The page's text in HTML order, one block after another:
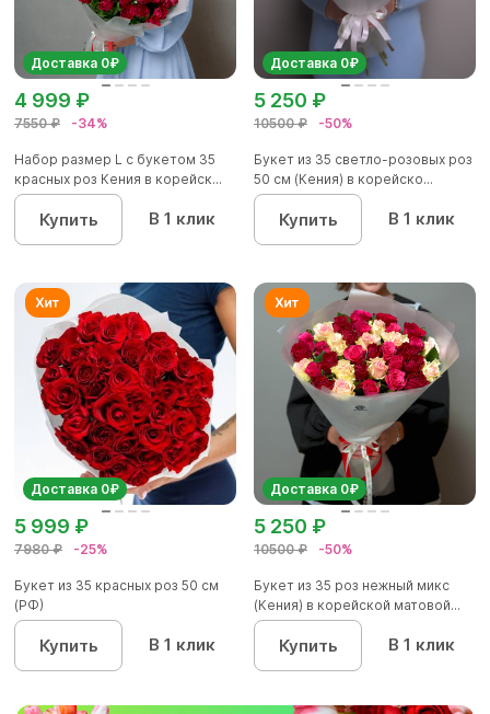
Доставка 0₽
7550 ₽ -34%
4 999 ₽
Набор размер L с букетом 35
красных роз Кения в корейск...
Купить В 1 клик
Доставка 0₽
10500 ₽ -50%
5 250 ₽
Букет из 35 светло-розовых роз
50 см (Кения) в корейско...
Купить В 1 клик
Доставка 0₽
7980 ₽ -25%
5 999 ₽
Букет из 35 красных роз 50 см
(РФ)
Купить В 1 клик
Доставка 0₽
10500 ₽ -50%
5 250 ₽
Букет из 35 роз нежный микс
(Кения) в корейской матовой...
Купить В 1 клик